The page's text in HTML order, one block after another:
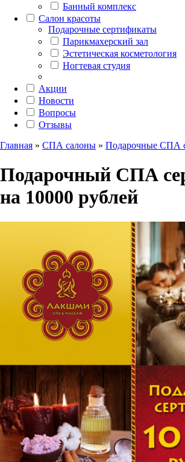
Банный комплекс
Салон красоты
Подарочные сертификаты
Парикмахерский зал
Эстетическая косметология
Ногтевая студия
Акции
Новости
Вопросы
Отзывы
Главная » СПА салоны » Подарочные СПА
Подарочный СПА
на 10000 рублей